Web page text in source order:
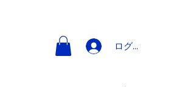
ログイン